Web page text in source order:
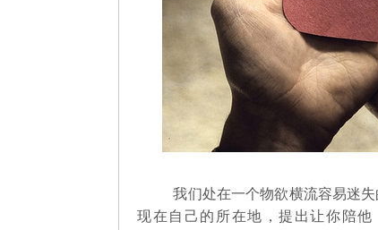
我们处在一个物欲横流容易迷
现在自己的所在地，提出让你陪